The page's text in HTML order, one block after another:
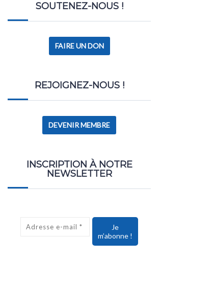
SOUTENEZ-NOUS !
FAIRE UN DON
REJOIGNEZ-NOUS !
DEVENIR MEMBRE
INSCRIPTION À NOTRE
NEWSLETTER